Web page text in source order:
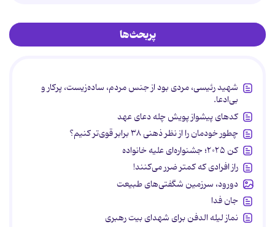
پربحث‌ها
شهید رئیسی، مردی بود از جنس مردم، ساده‌زیست، پرکار و
بی‌ادعا.
کدهای پیشواز پویش چله دعای عهد
چطور خودمان را از نظر ذهنی ۳۸ برابر قوی‌تر کنیم؟
کن ۲۰۲۵؛ جشنواره‌ای علیه خانواده
راز افرادی که کمتر ضرر می‌کنند!
دورود، سرزمین شگفتی‌های طبیعت
جان فدا
نماز لیله الدفن برای شهدای بیت رهبری